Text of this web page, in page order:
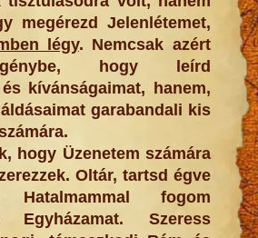
megérezd Jelenlétemet,
légy. Nemcsak azért
hogy leírd
kívánságaimat, hanem,
garabandali kis
hogy Üzenetem számára
Oltár, tartsd égve
fogom
Egyházamat. Szeress